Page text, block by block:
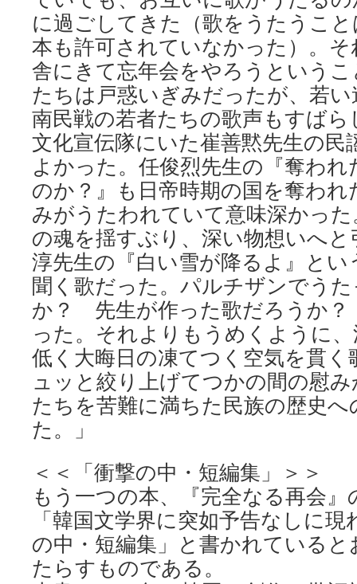
に過ごしてきた（歌をうたうこ
本も許可されていなかった）。
舎にきて忘年会をやろうという
たちは戸惑いぎみだったが、若
南民戦の若者たちの歌声もすば
文化宣伝隊にいた崔善黙先生の民
よかった。任俊烈先生の『奪わ
のか？』も日帝時期の国を奪わ
みがうたわれていて意味深かっ
の魂を揺すぶり、深い物想いへ
淳先生の『白い雪が降るよ』と
聞く歌だった。パルチザンでう
か？ 先生が作った歌だろうか
った。それよりもうめくように
低く大晦日の凍てつく空気を貫く
ュッと絞り上げてつかの間の慰
たちを苦難に満ちた民族の歴史
た。」
＜＜「衝撃の中・短編集」＞＞
もう一つの本、『完全なる再会
「韓国文学界に突如予告なしに
の中・短編集」と書かれている
たらすものである。